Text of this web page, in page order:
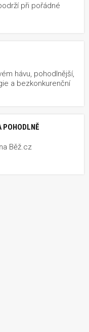
při pořádné
hávu, pohodlnější,
a bezkonkurenční
POHODLNĚ
Běž.cz